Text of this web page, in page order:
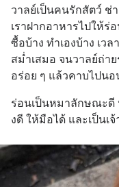
วาลย์เป็นคนรักสัตว์ ช่
เราฝากอาหารไปให้ร่
ซื้อบ้าง ทำเองบ้าง เว
สม่ำเสมอ จนวาลย์ถ่า
อร่อย ๆ แล้วคาบไปน
ร่อนเป็นหมาลักษณะดี
งดี ให้มือได้ และเป็น